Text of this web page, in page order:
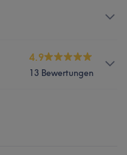
sagen
4.9
13 Bewertungen